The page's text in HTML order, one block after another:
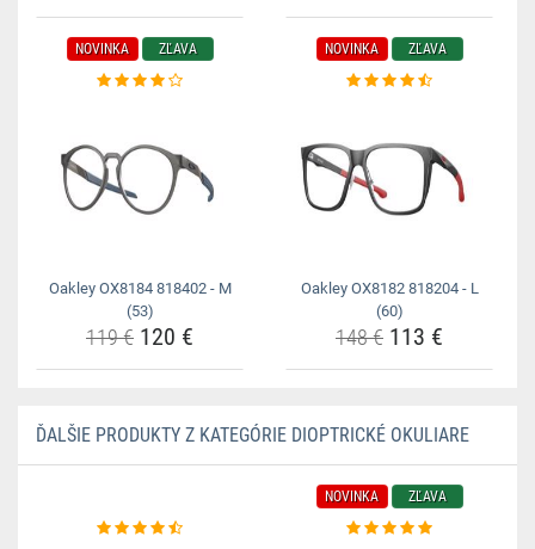
NOVINKA ZĽAVA
Oakley OX8184 818402 - M
(53)
119 € 120 €
NOVINKA ZĽAVA
Oakley OX8182 818204 - L
(60)
148 € 113 €
ĎALŠIE PRODUKTY Z KATEGÓRIE DIOPTRICKÉ OKULIARE
NOVINKA ZĽAVA